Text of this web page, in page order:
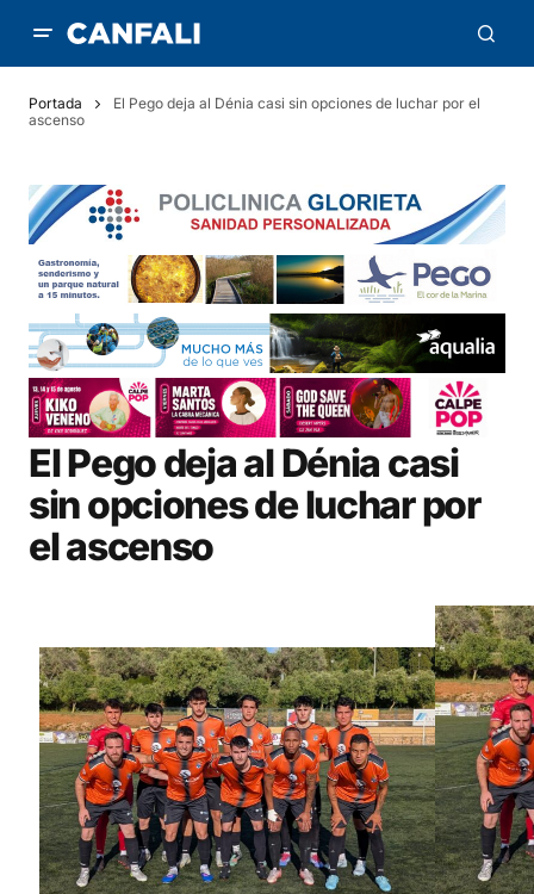
Portada
El Pego deja al Dénia casi sin opciones de luchar por el
ascenso
El Pego deja al Dénia casi
sin opciones de luchar por
el ascenso